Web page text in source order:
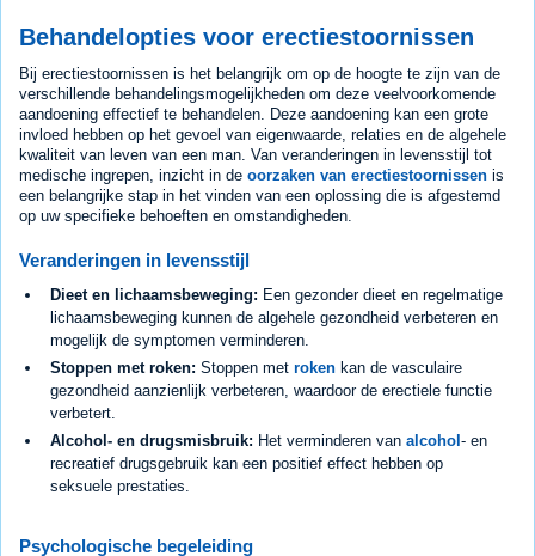
Behandelopties voor erectiestoornissen
Bij erectiestoornissen is het belangrijk om op de hoogte te zijn van de
verschillende behandelingsmogelijkheden om deze veelvoorkomende
aandoening effectief te behandelen. Deze aandoening kan een grote
invloed hebben op het gevoel van eigenwaarde, relaties en de algehele
kwaliteit van leven van een man. Van veranderingen in levensstijl tot
medische ingrepen, inzicht in de oorzaken van erectiestoornissen is
een belangrijke stap in het vinden van een oplossing die is afgestemd
op uw specifieke behoeften en omstandigheden.
Veranderingen in levensstijl
Dieet en lichaamsbeweging: Een gezonder dieet en regelmatige
lichaamsbeweging kunnen de algehele gezondheid verbeteren en
mogelijk de symptomen verminderen.
Stoppen met roken: Stoppen met roken kan de vasculaire
gezondheid aanzienlijk verbeteren, waardoor de erectiele functie
verbetert.
Alcohol- en drugsmisbruik: Het verminderen van alcohol - en
recreatief drugsgebruik kan een positief effect hebben op
seksuele prestaties.
Psychologische begeleiding